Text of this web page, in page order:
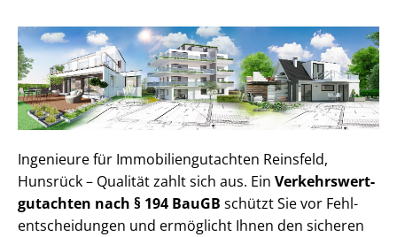
Ingenieure für Im­mo­bi­li­en­gut­ach­ten Reinsfeld,
Hunsrück – Qualität zahlt sich aus. Ein Ver­kehrs­wert­
gut­ach­ten nach § 194 BauGB schützt Sie vor Fehl­
ent­schei­dun­gen und ermöglicht Ihnen den sicheren